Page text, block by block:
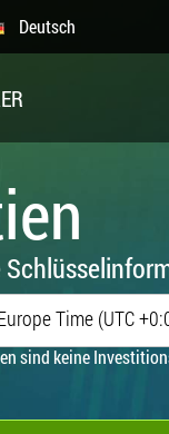
Deutsch
Time (UTC
sind keine